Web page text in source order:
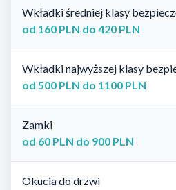
Wkładki średniej klasy
od 160 PLN do 420 PLN
Wkładki najwyższej klasy
od 500 PLN do 1100 PLN
Zamki
od 60 PLN do 900 PLN
Okucia do drzwi